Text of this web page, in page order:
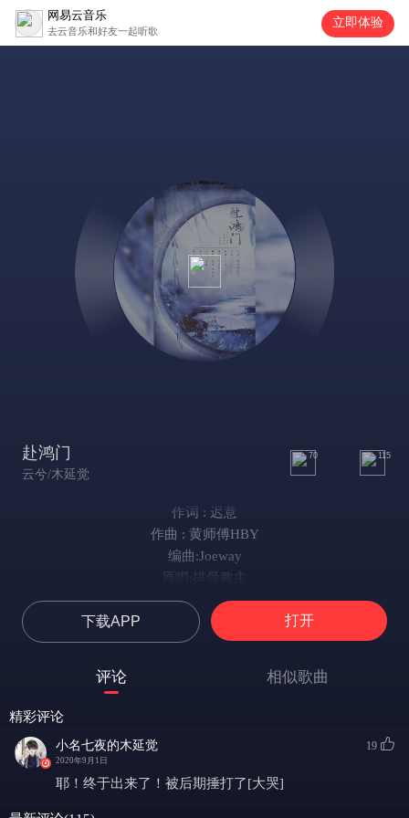
网易云音乐
去云音乐和好友一起听歌
立即体验
赴鸿门
云兮/木延觉
70 115
作词 : 迟意
作曲 : 黄师傅HBY
编曲:Joeway
原唱:排骨教主
翻唱:云兮 木延觉
混音:小敏
海报:方殊予
世人总传闻
下载APP 打开
评论 相似歌曲
精彩评论
小名七夜的木延觉
2020年9月1日
19
耶！终于出来了！被后期捶打了[大哭]